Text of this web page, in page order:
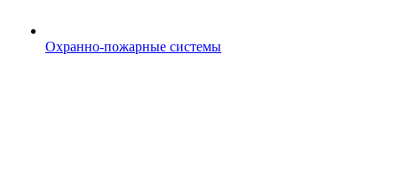
Охранно-пожарные системы